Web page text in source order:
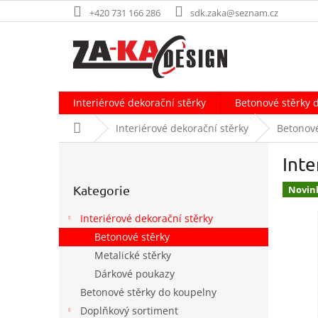
na
+420 731 166 286 sdk.zaka@seznam.cz
Interiérové dekorační stěrky Betonové stěrky
Domů Interiérové dekorační stěrky
a
n
kategorie
Kategorie
Interiérové dekorační stěrky
Betonové stěrky
Metalické stěrky
Dárkové poukazy
Betonové stěrky do koupelny
Doplňkový sortiment